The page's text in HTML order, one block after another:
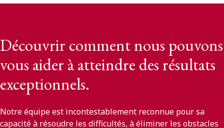
Découvrir comment nous pouvons
vous aider à atteindre des résultats
exceptionnels.
Notre équipe est incontestablement reconnue pour sa
capacité à résoudre les difficultés, à éliminer les obstacles